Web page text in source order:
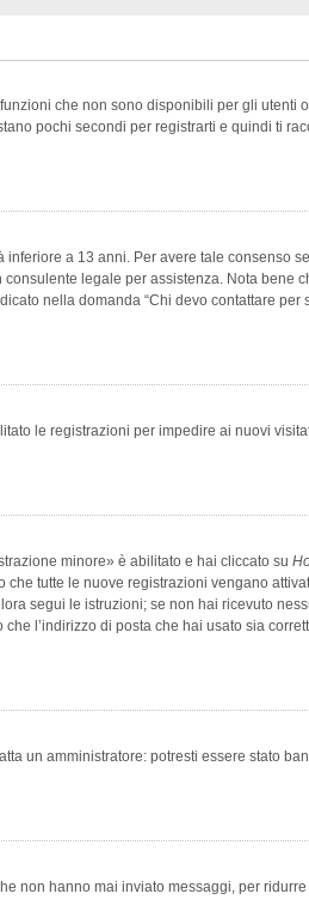
che non sono disponibili per gli utenti
pochi secondi per registrarti e quindi ti
a 13 anni. Per avere tale consenso
legale per assistenza. Nota bene
nella domanda “Chi devo contattare per
le registrazioni per impedire ai nuovi
minore» è abilitato e hai cliccato su
tutte le nuove registrazioni vengano
segui le istruzioni; se non hai ricevuto
l’indirizzo di posta che hai usato sia
un amministratore: potresti essere stato
non hanno mai inviato messaggi, per